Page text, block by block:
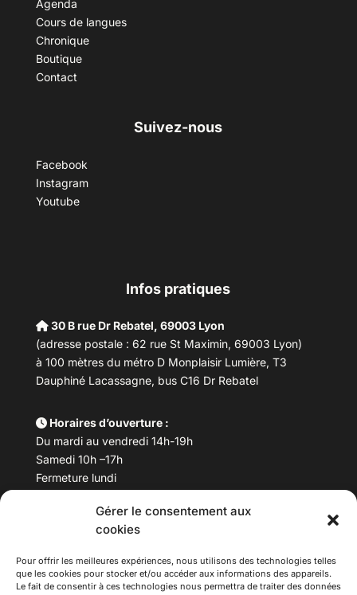
Gérer le consentement aux
cookies
Pour offrir les meilleures expériences, nous utilisons des technologies telles
que les cookies pour stocker et/ou accéder aux informations des appareils.
Le fait de consentir à ces technologies nous permettra de traiter des données
Agenda
Cours de langues
Chronique
Boutique
Contact
Suivez-nous
Facebook
Instagram
Youtube
Infos pratiques
30 B rue Dr Rebatel, 69003 Lyon
(adresse postale : 62 rue St Maximin, 69003 Lyon)
à 100 mètres du métro D Monplaisir Lumière, T3
Dauphiné Lacassagne, bus C16 Dr Rebatel
Horaires d’ouverture :
Du mardi au vendredi 14h-19h
Samedi 10h –17h
Fermeture lundi
Téléphone : 04 78 53 06 40
maisondesculturesasiatiques@asiexpo.com